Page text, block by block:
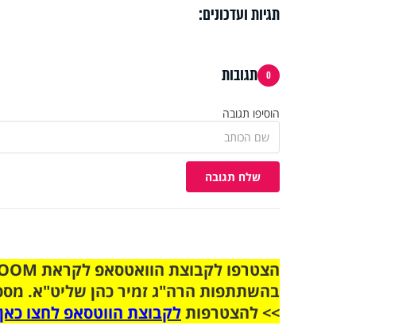
תגיות ועדכונים:
0 תגובות
הוסיפו תגובה
שלח תגובה
בהשתתפות הרה"ג זמיר כהן שליט"א.
>> להצטרפותלקבוצת הווטסאפ לחצו